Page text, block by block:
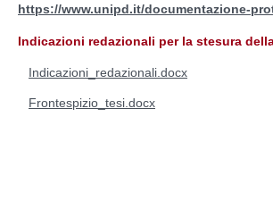
https://www.unipd.it/documentazione-
Indicazioni redazionali per la stesura
Indicazioni_redazionali.docx
Frontespizio_tesi.docx